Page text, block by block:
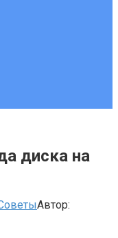
диска на
Автор: